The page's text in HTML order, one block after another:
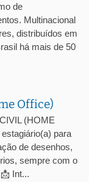
de
Multinacional
distribuídos em
há mais de 50
Office)
(HOME
para
de desenhos,
sempre com o
Int...